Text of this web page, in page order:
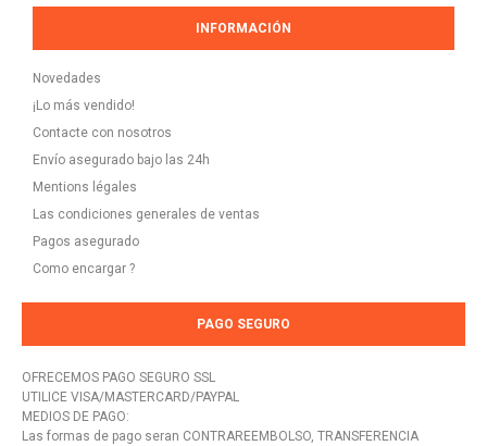
INFORMACIÓN
Novedades
¡Lo más vendido!
Contacte con nosotros
Envío asegurado bajo las 24h
Mentions légales
Las condiciones generales de ventas
Pagos asegurado
Como encargar ?
PAGO SEGURO
OFRECEMOS PAGO SEGURO SSL
UTILICE VISA/MASTERCARD/PAYPAL
MEDIOS DE PAGO:
Las formas de pago seran CONTRAREEMBOLSO, TRANSFERENCIA